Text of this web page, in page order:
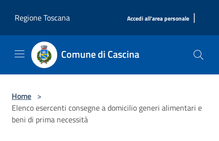
Regione Toscana
Accedi all'area personale |
Comune di Cascina
Home >
Elenco esercenti consegne a domicilio generi alimentari e
beni di prima necessità